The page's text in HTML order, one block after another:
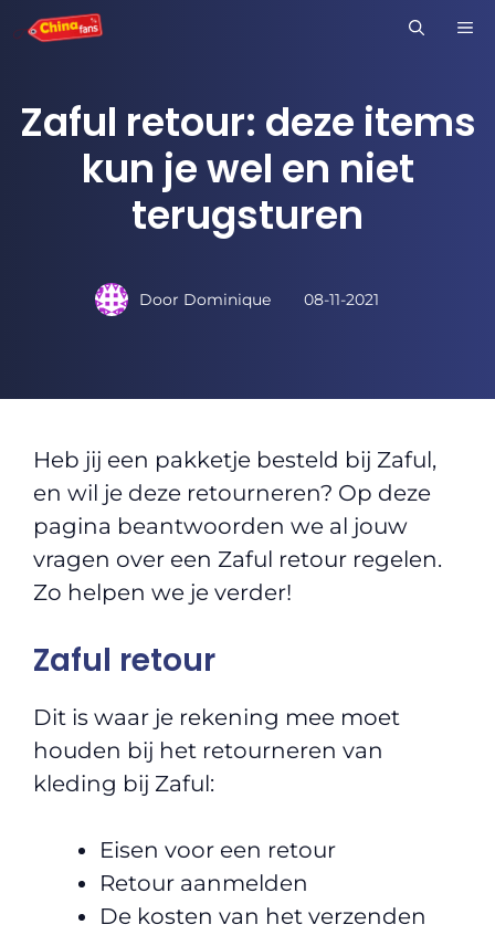
naar
inhoud
Zaful retour: deze items
kun je wel en niet
terugsturen
Door Dominique 08-11-2021
Heb jij een pakketje besteld bij Zaful,
en wil je deze retourneren? Op deze
pagina beantwoorden we al jouw
vragen over een Zaful retour regelen.
Zo helpen we je verder!
Zaful retour
Dit is waar je rekening mee moet
houden bij het retourneren van
kleding bij Zaful:
Eisen voor een retour
Retour aanmelden
De kosten van het verzenden